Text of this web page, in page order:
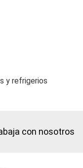
y refrigerios
con nosotros